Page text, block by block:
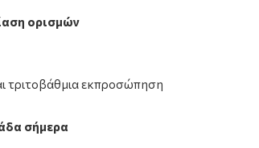
ορισμών
τριτοβάθμια εκπροσώπηση
σήμερα